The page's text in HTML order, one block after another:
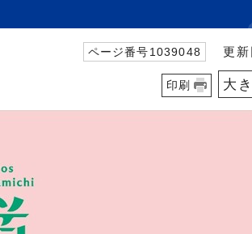
ページ番号1039048 更新
印刷 大